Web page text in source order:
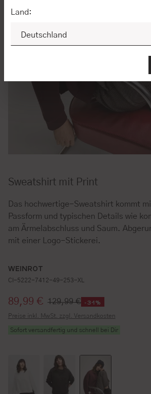
Sweatshirt mit Print
Das hochwertige-Sweatshirt kommt
Passform und typischen Details wie
am Ärmelabschluss und Saum.
mit einer Logo-Stickerei.
WEINROT
CI-5222-7412-49-253-XL
Verkaufspreis:
89,99 € 129,99 € -31%
Preise inkl. MwSt. zzgl. Versandkosten
Sofort versandfertig und schnell bei Dir
Land: